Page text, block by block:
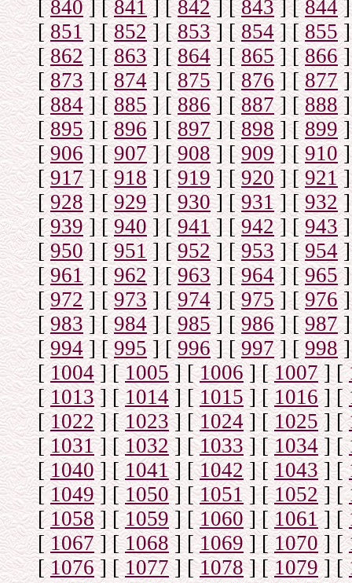
[840] [841] [842] [843] [844]
[851] [852] [853] [854] [855]
[862] [863] [864] [865] [866]
[873] [874] [875] [876] [ 877]
[884] [885] [886] [887] [888]
[895] [896] [897] [898] [899]
[906] [907] [908] [909] [910]
[917] [918] [919] [920] [921]
[928] [929] [930] [931] [932]
[939] [940] [941] [942] [943]
[950] [951] [952] [953] [954]
[961] [962] [963] [964] [965]
[972] [973] [974] [975] [976]
[983] [984] [985] [986] [987]
[994] [995] [996] [997] [998]
[1004] [1005] [1006 ] [1007] [
[1013] [1014] [1015] [1016] [
[1022] [1023] [1024] [1025] [
[1031] [1032] [1033] [1034] [
[1040] [1041] [1042] [1043] [
[1049] [1050] [1051] [1052] [
[1058] [1059] [1060] [1061] [
[1067] [1068] [1069] [1070] [
[1076] [1077] [1078] [1079] [